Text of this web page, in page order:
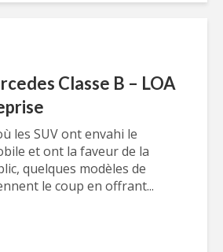
Classe B – LOA
les SUV ont envahi le
et ont la faveur de la
quelques modèles de
le coup en offrant...